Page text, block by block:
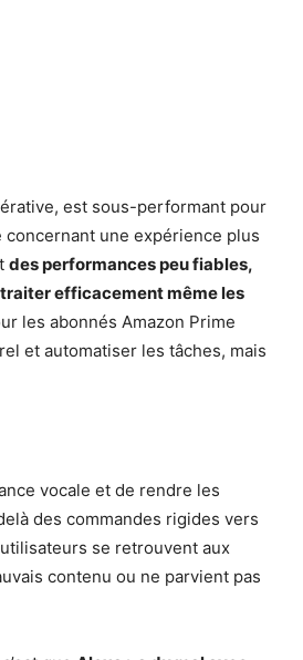
est sous-performant pour
une expérience plus
des performances peu fiables,
efficacement même les
les abonnés Amazon Prime
et automatiser les tâches, mais
vocale et de rendre les
des commandes rigides vers
se retrouvent aux
contenu ou ne parvient pas